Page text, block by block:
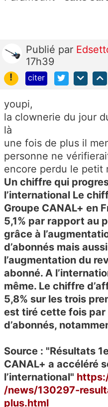
Publié par
17h39
!
citer
youpi,
la clownerie du jour
là
une fois de plus il
personne ne
encore perdu le petit
Un chiffre qui
l’international Le
Groupe CANAL+ en
5,1% par rapport au
grâce à
d’abonnés mais
l’augmentation du
abonné. A
même. Le chiffre
5,8% sur les trois
est tiré cette fois par
d’abonnés,
Source : "Résultats
CANAL+ a accéléré
l’international"
/news/130297-
plus.html